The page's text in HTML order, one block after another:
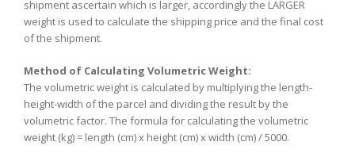
shipment ascertain which is larger, accordingly the LARGER
weight is used to calculate the shipping price and the final cost
of the shipment.
Method of Calculating Volumetric Weight:
The volumetric weight is calculated by multiplying the length-
height-width of the parcel and dividing the result by the
volumetric factor. The formula for calculating the volumetric
weight (kg) = length (cm) x height (cm) x width (cm) / 5000.